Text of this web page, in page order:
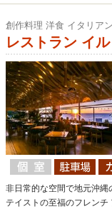
創作料理 洋食 イタリア
レストラン イ
非日常的な空間で地元沖縄
テイストの至福のフレン